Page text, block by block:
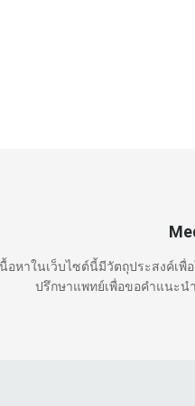
อหาในเว็บไซต์นี้มีวัตถุประสงค์เ
ปรึกษาแพทย์เพื่อขอคำแนะน